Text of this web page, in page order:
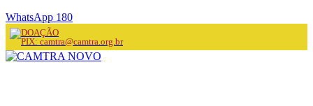
WhatsApp 180
DOAÇÃO
PIX: camtra@camtra.org.br